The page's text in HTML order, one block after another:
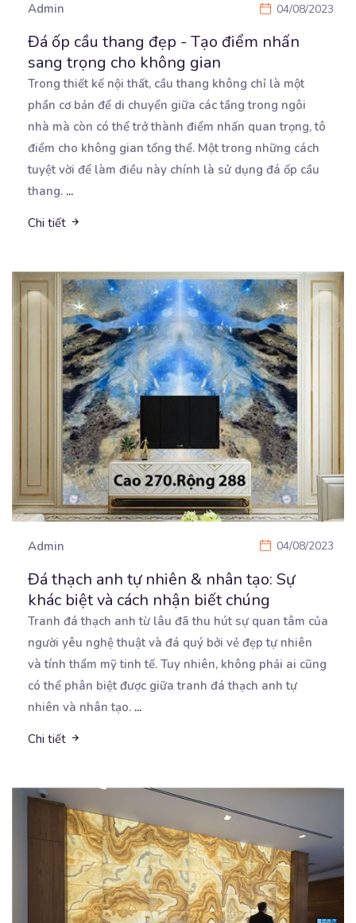
Admin 04/08/2023
Đá ốp cầu thang đẹp - Tạo điểm nhấn
sang trọng cho không gian
Trong thiết kế nội thất, cầu thang không chỉ là một
phần cơ bản để di chuyển giữa các tầngtrong ngôi
nhà mà còn có thể trở thành điểm nhấn quan trọng, tô
điểm cho không gian tổng thể. Một trong những cách
tuyệt vời để làm điều này chính là sử dụng đá ốp cầu
thang. ...
Chi tiết
Admin 04/08/2023
Đá thạch anh tự nhiên & nhân tạo: Sự
khác biệt và cách nhận biết chúng
Tranh đá thạch anh từ lâu đã thu hút sự quan tâm của
người yêu nghệ thuật và đá quý bởi vẻ đẹp tự nhiên
và tính thẩm mỹ tinh tế. Tuy nhiên, không phải ai cũng
có thể phân biệt được giữa tranh đá thạch anh tự
nhiên và nhân tạo. ...
Chi tiết